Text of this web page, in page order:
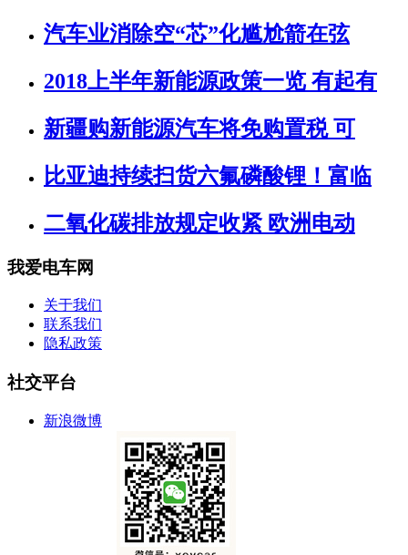
汽车业消除空“芯”化尴尬箭在弦
2018上半年新能源政策一览 有起有
新疆购新能源汽车将免购置税 可
比亚迪持续扫货六氟磷酸锂！富临
二氧化碳排放规定收紧 欧洲电动
我爱电车网
关于我们
联系我们
隐私政策
社交平台
新浪微博